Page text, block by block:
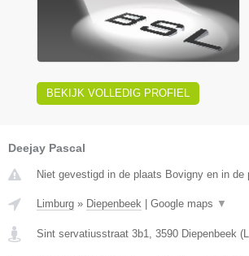
BEKIJK VOLLEDIG PROFIEL
Deejay Pascal
Niet gevestigd in de plaats Bovigny en in de
Limburg » Diepenbeek | Google maps ▼
Sint servatiusstraat 3b1 3590 Diepenbeek (